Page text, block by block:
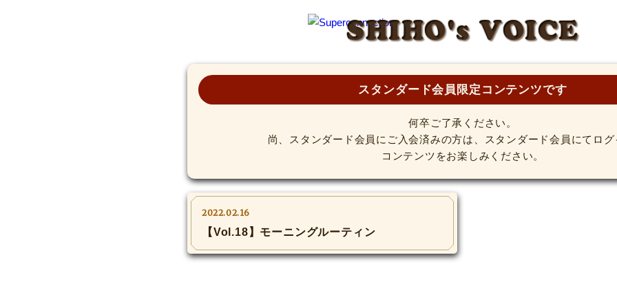
SHIHO's VOICE
スタンダード会員限定コンテンツです
何卒ご了承ください。
尚、スタンダード会員にご入会済みの方は、スタンダード会員にてロ
コンテンツをお楽しみください。
2022.02.16
【Vol.18】モーニングルーティン